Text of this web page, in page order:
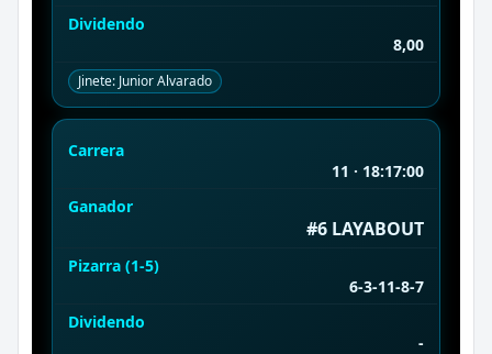
Dividendo
8,00
Jinete: Junior Alvarado
Carrera
11 · 18:17:00
Ganador
#6 LAYABOUT
Pizarra (1-5)
6-3-11-8-7
Dividendo
-